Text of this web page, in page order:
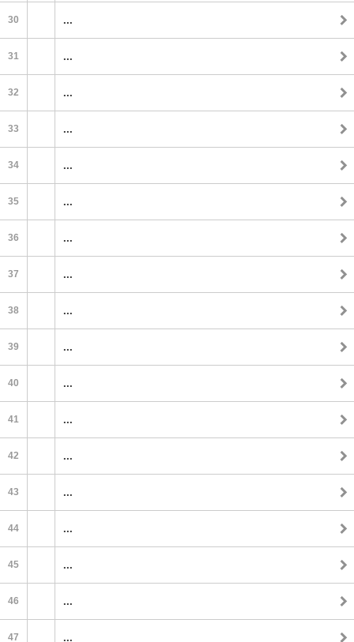
30 ...
31 ...
32 ...
33 ...
34 ...
35 ...
36 ...
37 ...
38 ...
39 ...
40 ...
41 ...
42 ...
43 ...
44 ...
45 ...
46 ...
47 ...